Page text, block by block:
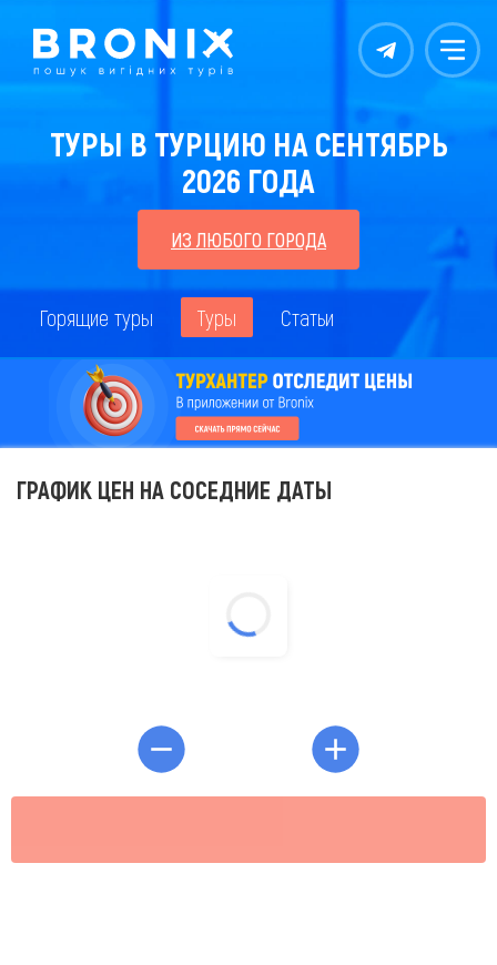
Контакты Меню
ТУРЫ В ТУРЦИЮ НА СЕНТЯБРЬ
2026 ГОДА
ИЗ ЛЮБОГО ГОРОДА
Горящие туры Туры Статьи
ГРАФИК ЦЕН НА СОСЕДНИЕ ДАТЫ